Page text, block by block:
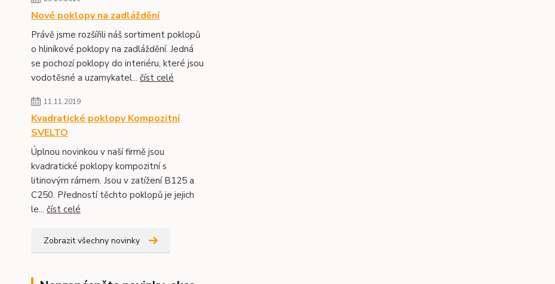
Nové poklopy na zadláždění
Právě jsme rozšířili náš sortiment poklopů
o hliníkové poklopy na zadláždění. Jedná
se pochozí poklopy do interiéru, které jsou
vodotěsné a uzamykatel... číst celé
11.11.2019
Kvadratické poklopy Kompozitní
SVELTO
Úplnou novinkou v naší firmě jsou
kvadratické poklopy kompozitní s
litinovým rámem. Jsou v zatížení B125 a
C250. Předností těchto poklopů je jejich
le... číst celé
Zobrazit všechny novinky